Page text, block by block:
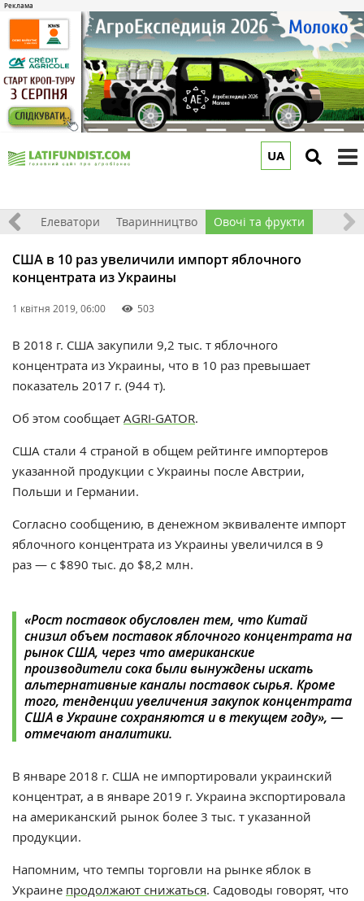
UA
Елеватори Тваринництво Овочі та фрукти
США в 10 раз увеличили импорт яблочного
концентрата из Украины
1 квітня 2019, 06:00 503
В 2018 г. США закупили 9,2 тыс. т яблочного
концентрата из Украины, что в 10 раз превышает
показатель 2017 г. (944 т).
Об этом сообщает AGRI-GATOR.
США стали 4 страной в общем рейтинге импортеров
указанной продукции с Украины после Австрии,
Польши и Германии.
Согласно сообщению, в денежном эквиваленте импорт
яблочного концентрата из Украины увеличился в 9
раз — с $890 тыс. до $8,2 млн.
«Рост поставок обусловлен тем, что Китай
снизил объем поставок яблочного концентрата на
рынок США, через что американские
производители сока были вынуждены искать
альтернативные каналы поставок сырья. Кроме
того, тенденции увеличения закупок концентрата
США в Украине сохраняются и в текущем году», —
отмечают аналитики.
В январе 2018 г. США не импортировали украинский
концентрат, а в январе 2019 г. Украина экспортировала
на американский рынок более 3 тыс. т указанной
продукции.
Напомним, что темпы торговли на рынке яблок в
Украине продолжают снижаться. Садоводы говорят, что